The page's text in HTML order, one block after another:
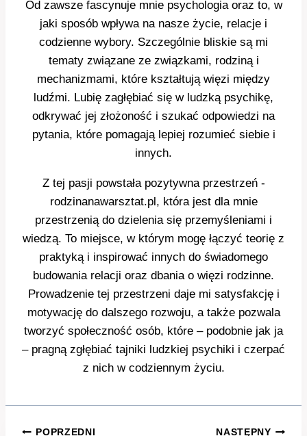
Od zawsze fascynuje mnie psychologia oraz to, w
jaki sposób wpływa na nasze życie, relacje i
codzienne wybory. Szczególnie bliskie są mi
tematy związane ze związkami, rodziną i
mechanizmami, które kształtują więzi między
ludźmi. Lubię zagłębiać się w ludzką psychikę,
odkrywać jej złożoność i szukać odpowiedzi na
pytania, które pomagają lepiej rozumieć siebie i
innych.
Z tej pasji powstała pozytywna przestrzeń -
rodzinanawarsztat.pl, która jest dla mnie
przestrzenią do dzielenia się przemyśleniami i
wiedzą. To miejsce, w którym mogę łączyć teorię z
praktyką i inspirować innych do świadomego
budowania relacji oraz dbania o więzi rodzinne.
Prowadzenie tej przestrzeni daje mi satysfakcję i
motywację do dalszego rozwoju, a także pozwala
tworzyć społeczność osób, które – podobnie jak ja
– pragną zgłębiać tajniki ludzkiej psychiki i czerpać
z nich w codziennym życiu.
POPRZEDNI NASTĘPNY